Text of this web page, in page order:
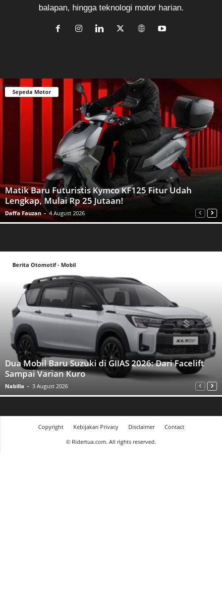
balapan, hingga teknologi motor harian.
Sepeda Motor
Matik Baru Futuristis Kymco KF125 Fitur Udah
Lengkap, Mulai Rp 25 Jutaan!
Daffa Fauzan - 4 August 2026
Berita Otomotif - Mobil
Dua Mobil Baru Suzuki di GIIAS 2026: Dari Facelift
Sampai Varian Kuro
Nabilla - 3 August 2026
Copyright Kebijakan Privacy Disclaimer
Contact
© Ridertua.com. All rights reserved.